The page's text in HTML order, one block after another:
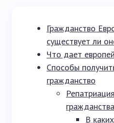
Гражданство
существует ли
Что дает
Способы
гражданство
гражданства
В